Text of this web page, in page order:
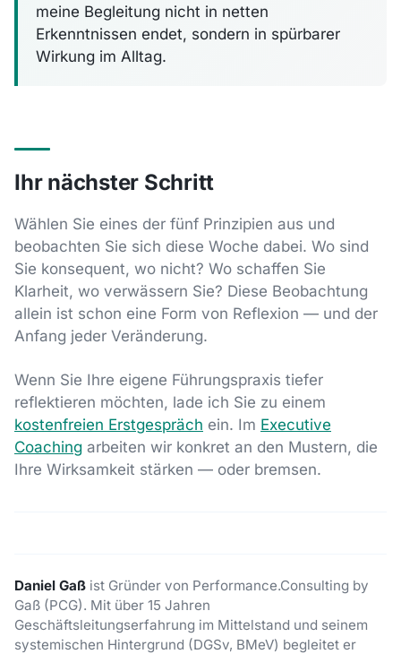
meine Begleitung nicht in netten
Erkenntnissen endet, sondern in spürbarer
Wirkung im Alltag.
Ihr nächster Schritt
Wählen Sie eines der fünf Prinzipien aus und
beobachten Sie sich diese Woche dabei. Wo sind
Sie konsequent, wo nicht? Wo schaffen Sie
Klarheit, wo verwässern Sie? Diese Beobachtung
allein ist schon eine Form von Reflexion — und der
Anfang jeder Veränderung.
Wenn Sie Ihre eigene Führungspraxis tiefer
reflektieren möchten, lade ich Sie zu einem
kostenfreien Erstgespräch ein. Im Executive
Coaching arbeiten wir konkret an den Mustern, die
Ihre Wirksamkeit stärken — oder bremsen.
Daniel Gaß ist Gründer von Performance.Consulting by
Gaß (PCG). Mit über 15 Jahren
Geschäftsleitungserfahrung im Mittelstand und seinem
systemischen Hintergrund (DGSv, BMeV) begleitet er